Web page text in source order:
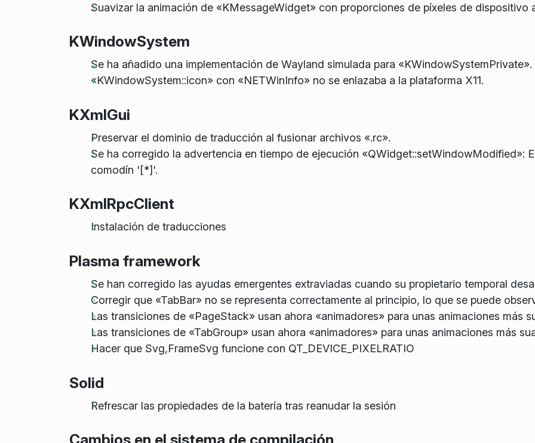
Suavizar la animación de «KMessageWidget» con proporciones de píxeles de dispositivo
KWindowSystem
Se ha añadido una implementación de Wayland simulada para «KWindowSystemPrivate».
«KWindowSystem::icon» con «NETWinInfo» no se enlazaba a la plataforma X11.
KXmlGui
Preservar el dominio de traducción al fusionar archivos «.rc».
Se ha corregido la advertencia en tiempo de ejecución «QWidget::setWindowModified»:
comodín '[*]'.
KXmlRpcClient
Instalación de traducciones
Plasma framework
Se han corregido las ayudas emergentes extraviadas cuando su propietario temporal
Corregir que «TabBar» no se representa correctamente al principio, lo que se puede
Las transiciones de «PageStack» usan ahora «animadores» para unas animaciones más
Las transiciones de «TabGroup» usan ahora «animadores» para unas animaciones más
Hacer que Svg,FrameSvg funcione con QT_DEVICE_PIXELRATIO
Solid
Refrescar las propiedades de la batería tras reanudar la sesión